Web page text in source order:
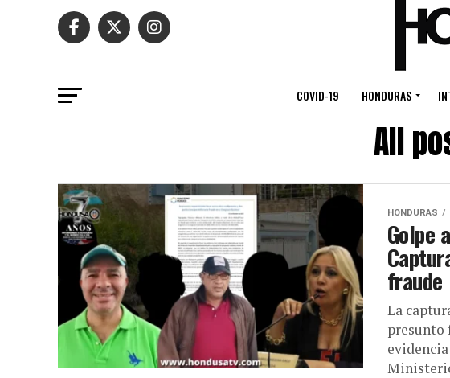
COVID-19 HONDURAS
All
HONDURAS
Golpe
fraude
La
presunto